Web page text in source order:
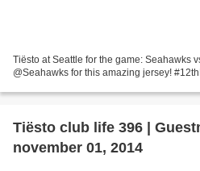
Tiësto at Seattle for the game: Seahawks
@Seahawks for this amazing jersey!
Tiësto club life 396 |
november 01, 2014